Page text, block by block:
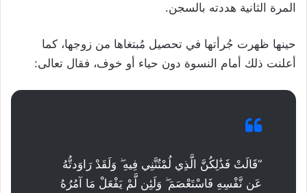
المرة الثانية هددته بالسجن.
حينها ظهرت جُرأتها في تحصيل مُبتغاها من زوجها، كما
أعلنت ذلك أمام النسوة دون حياء أو خوف، فقال تعالى:
“قَالَتْ فَذَٰلِكُنَّ الَّذِي لُمْتُنَّنِي فِيهِ ۖ وَلَقَدْ رَاوَدتُّهُ
عَن نَّفْسِهِ فَاسْتَعْصَمَ ۖ وَلَئِن لَّمْ يَفْعَلْ مَا آمُرُهُ